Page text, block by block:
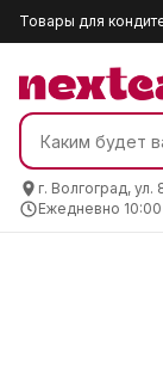
Товары для
г. Волгоград,
Ежедневно